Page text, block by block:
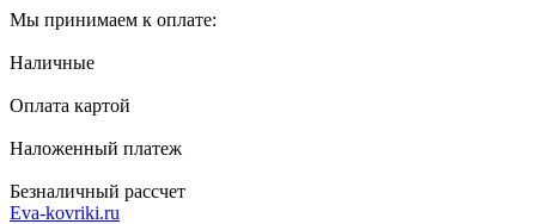
Мы принимаем к оплате:
Наличные
Оплата картой
Наложенный платеж
Безналичный рассчет
Eva-kovriki.ru